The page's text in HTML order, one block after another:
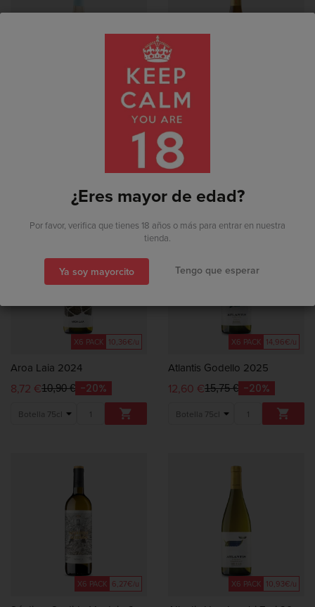
Ya estoy registrado
Soy nuevo por aquí
También puedes acceder
con...
8,50€/u

Els Torrats Xarel-Lo 2022
7,96 €
X6 PACK 10,36€/u
Aroa Laia 2024
8,72 €10,90 € -20%

X6 PACK 14,96€/u
Atlantis Godello 2025
12,60 €15,75 € -20%

X6 PACK 6,27€/u X6 PACK 10,93€/u
¿Eres mayor de edad?
Por favor, verifica que tienes 18 años o más para entrar en nuestra
tienda.
Ya soy mayorcito Tengo que esperar